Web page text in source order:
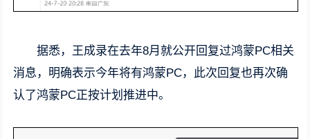
据悉，王成录在去年8月就公开回复过鸿蒙PC相关
消息，明确表示今年将有鸿蒙PC，此次回复也再次确
认了鸿蒙PC正按计划推进中。